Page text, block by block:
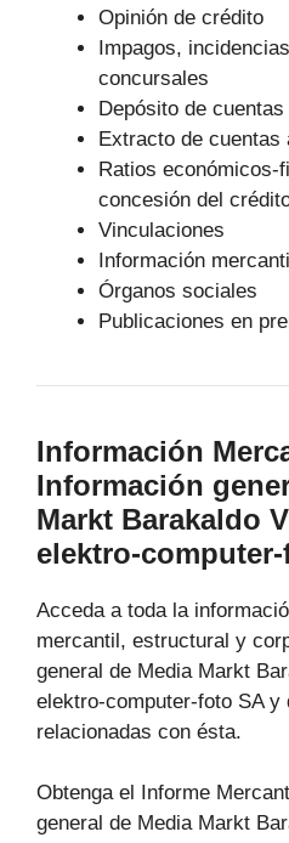
Opinión de crédito
Impagos,
concursales
Depósito de cuentas
Extracto de cuentas
Ratios económicos-
concesión del
Vinculaciones
Información
Órganos sociales
Publicaciones en
Información
Información
Markt Barakaldo
elektro-
Acceda a toda la
mercantil, estructural y
general de Media Markt
elektro-computer-foto SA y
relacionadas con ésta.
Obtenga el Informe
general de Media Markt